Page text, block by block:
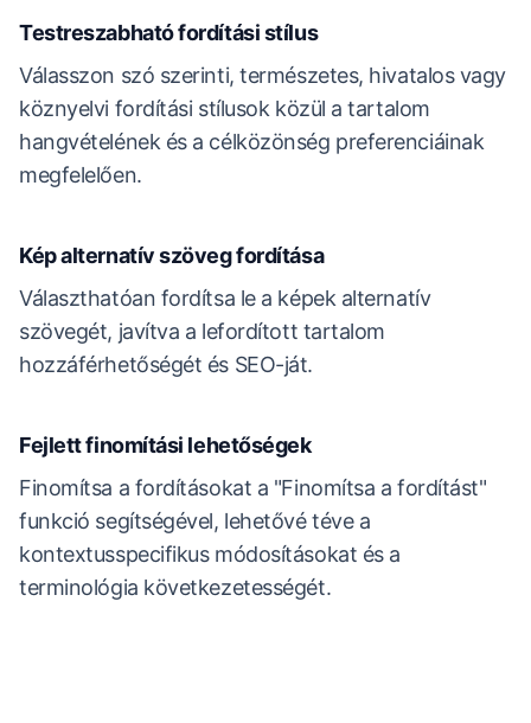
Testreszabható fordítási stílus
Válasszon szó szerinti, természetes, hivatalos vagy
köznyelvi fordítási stílusok közül a tartalom
hangvételének és a célközönség preferenciáinak
megfelelően.
Kép alternatív szöveg fordítása
Választhatóan fordítsa le a képek alternatív
szövegét, javítva a lefordított tartalom
hozzáférhetőségét és SEO-ját.
Fejlett finomítási lehetőségek
Finomítsa a fordításokat a "Finomítsa a fordítást"
funkció segítségével, lehetővé téve a
kontextusspecifikus módosításokat és a
terminológia következetességét.